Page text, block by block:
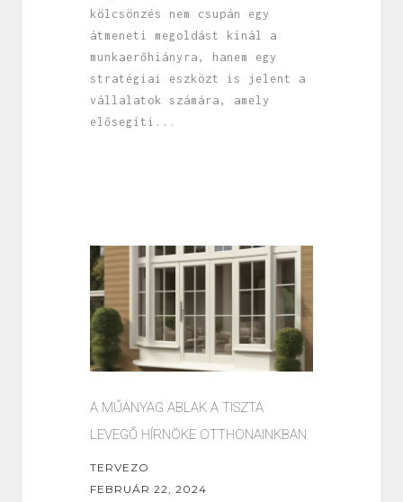
kölcsönzés nem csupán egy
átmeneti megoldást kínál a
munkaerőhiányra, hanem egy
stratégiai eszközt is jelent a
vállalatok számára, amely
elősegíti...
A MŰANYAG ABLAK A TISZTA
LEVEGŐ HÍRNÖKE OTTHONAINKBAN
TERVEZO
FEBRUÁR 22, 2024